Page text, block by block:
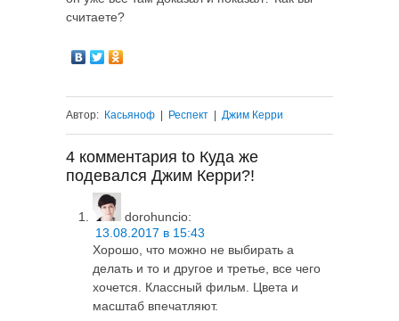
считаете?
Автор: Касьяноф | Респект | Джим Керри
4 комментария to Куда же
подевался Джим Керри?!
dorohuncio:
13.08.2017 в 15:43
Хорошо, что можно не выбирать а
делать и то и другое и третье, все чего
хочется. Классный фильм. Цвета и
масштаб впечатляют.